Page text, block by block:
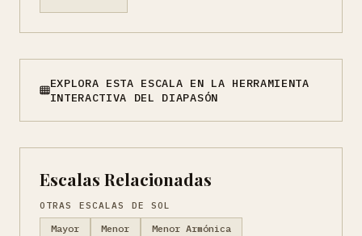
EXPLORA ESTA ESCALA EN LA HERRAMIENTA
INTERACTIVA DEL DIAPASÓN
Escalas Relacionadas
OTRAS ESCALAS DE SOL
Mayor Menor
Menor Armónica